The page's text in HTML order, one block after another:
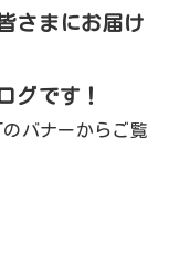
さまにお届け
グです！
バナーからご覧